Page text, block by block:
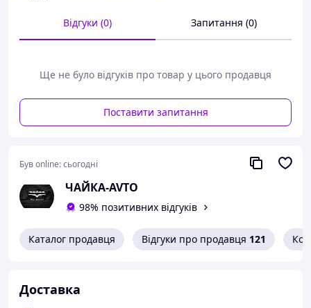
Відгуки (0) Запитання (0)
Ще не було відгуків про товар у цього продавця
Поставити запитання
Був online:сьогодні
ЧАЙКА-AVTO
98% позитивних відгуків
Каталог продавця Відгуки про продавця 121
Доставка